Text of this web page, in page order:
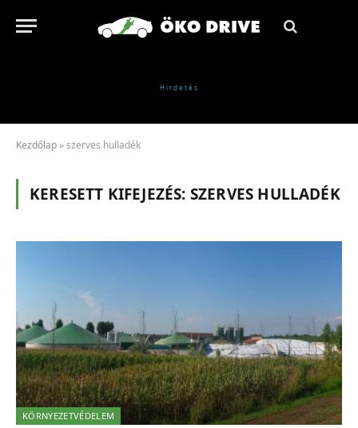
Kezdőlap »szerves hulladék
KERESETT KIFEJEZÉS: SZERVES HULLADÉK
KÖRNYEZETVÉDELEM